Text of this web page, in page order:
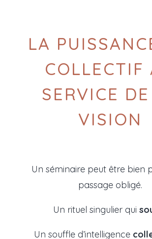
LA
COLLECTIF
SERVICE
VISION
Un séminaire peut être bien
passage obligé.
Un rituel singulier qui
Un souffle d’intelligence